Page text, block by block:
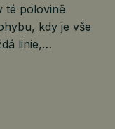
té polovině
kdy je vše
linie,…